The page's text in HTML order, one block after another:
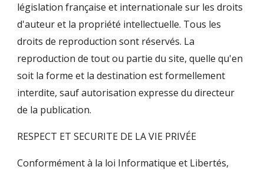
législation française et internationale sur les droits
d'auteur et la propriété intellectuelle. Tous les
droits de reproduction sont réservés. La
reproduction de tout ou partie du site, quelle qu'en
soit la forme et la destination est formellement
interdite, sauf autorisation expresse du directeur
de la publication.
RESPECT ET SECURITE DE LA VIE PRIVÉE
Conformément à la loi Informatique et Libertés,